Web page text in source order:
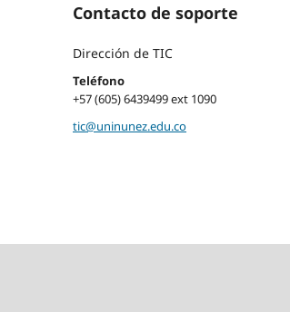
Contacto de soporte
Dirección de TIC
Teléfono
+57 (605) 6439499 ext 1090
tic@uninunez.edu.co